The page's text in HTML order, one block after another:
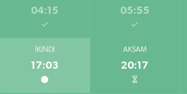
04:15 05:55
İKINDI
17:03
AKŞAM
20:17